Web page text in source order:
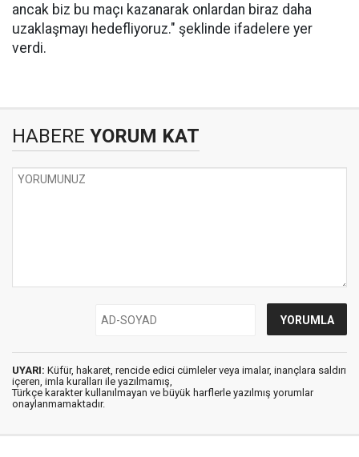
ancak biz bu maçı kazanarak onlardan biraz daha
uzaklaşmayı hedefliyoruz." şeklinde ifadelere yer
verdi.
HABERE YORUM KAT
UYARI: Küfür, hakaret, rencide edici cümleler veya imalar, inançlara saldırı
içeren, imla kuralları ile yazılmamış,
Türkçe karakter kullanılmayan ve büyük harflerle yazılmış yorumlar
onaylanmamaktadır.